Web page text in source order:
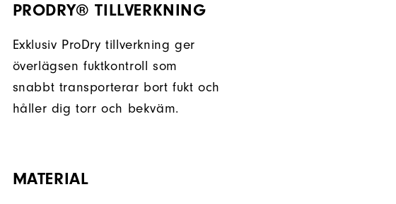
PRODRY® TILLVERKNING
Exklusiv ProDry tillverkning ger
överlägsen fuktkontroll som
snabbt transporterar bort fukt och
håller dig torr och bekväm.
MATERIAL